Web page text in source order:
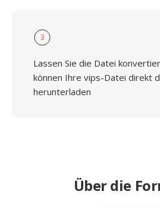
3
Lassen Sie die Datei
können Ihre vips-Datei direkt
herunterladen
Über die